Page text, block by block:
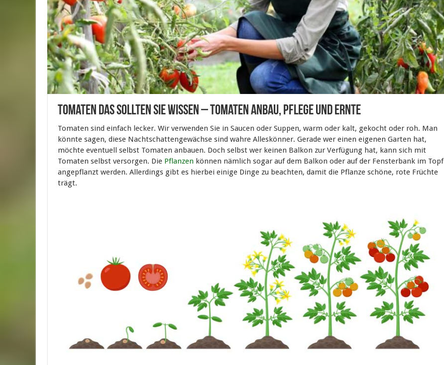
Tomaten das sollten Sie wissen – Tomaten Anbau, Pflege und Ernte
Tomaten sind einfach lecker. Wir verwenden Sie in Saucen oder Suppen, warm oder kalt, gekocht oder roh. Man
könnte sagen, diese Nachtschattengewächse sind wahre Alleskönner. Gerade wer einen eigenen Garten hat,
möchte eventuell selbst Tomaten anbauen. Doch selbst wer keinen Balkon zur Verfügung hat, kann sich mit
Tomaten selbst versorgen. Die Pflanzen können nämlich sogar auf dem Balkon oder auf der Fensterbank im Topf
angepflanzt werden. Allerdings gibt es hierbei einige Dinge zu beachten, damit die Pflanze schöne, rote Früchte
trägt.